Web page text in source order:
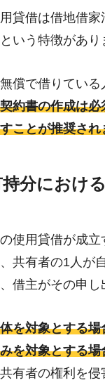
貸借は借地借
いう特徴があり
償で借りてい
契約書の作成は
ことが推奨され
分におけ
使用貸借が成
共有者の1人が
借主がその申し
を対象とする
を対象とする
有者の権利を